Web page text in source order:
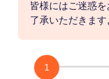
皆様にはご迷惑
了承いただきます
1